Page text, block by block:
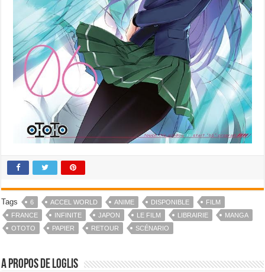
Tags 6 ACCEL WORLD ANIME DISPONIBLE
FILM
FRANCE
INFINITE JAPON LE FILM LIBRAIRIE
MANGA
OTOTO
PAPIER RETOUR SCÉNARIO
A propos de Loglis